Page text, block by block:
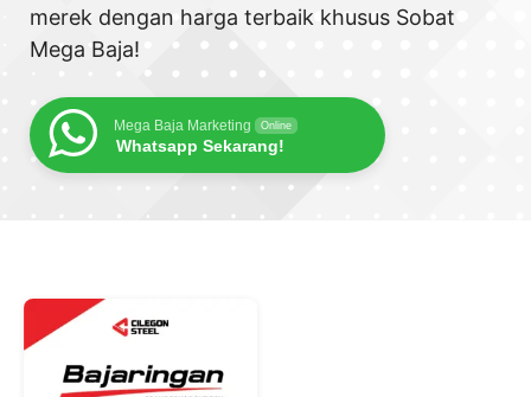
merek dengan harga terbaik khusus Sobat
Mega Baja!
Mega Baja Marketing Online
Whatsapp Sekarang!